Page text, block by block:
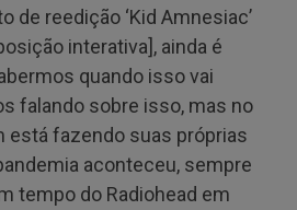
de reedição ‘Kid Amnesiac’
interativa], ainda é
quando isso vai
falando sobre isso, mas no
está fazendo suas próprias
aconteceu, sempre
tempo do Radiohead em